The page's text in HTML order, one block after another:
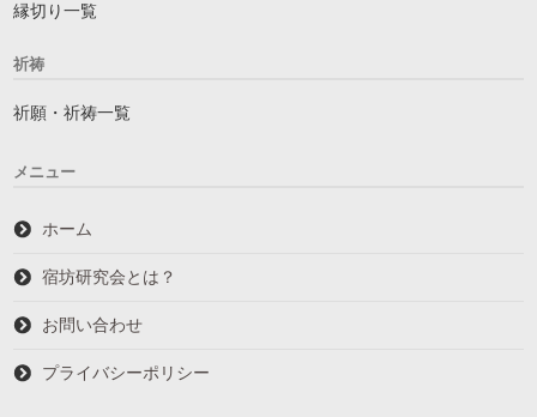
縁切り一覧
祈祷
祈願・祈祷一覧
メニュー
ホーム
宿坊研究会とは？
お問い合わせ
プライバシーポリシー